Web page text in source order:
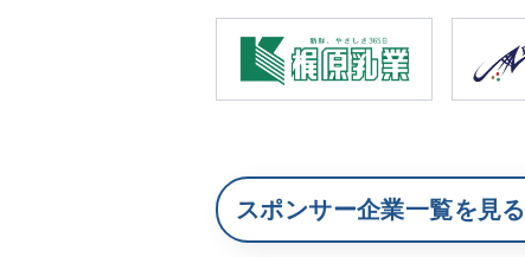
スポンサー企業一覧を見る